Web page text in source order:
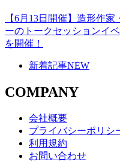
【6月13日開催】造形作
ーのトークセッションイベ
を開催！
新着記事NEW
COMPANY
会社概要
プライバシーポリシ
利用規約
お問い合わせ